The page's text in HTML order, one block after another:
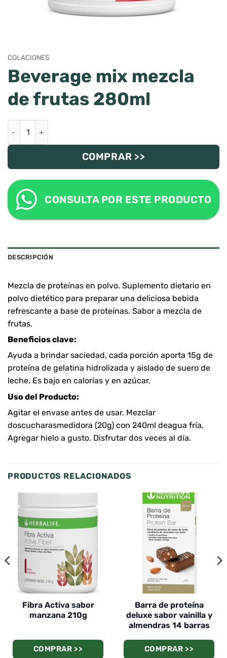
COLACIONES
Beverage mix mezcla
de frutas 280ml
COMPRAR >>
CONSULTA POR ESTE PRODUCTO
DESCRIPCIÓN
Mezcla de proteínas en polvo. Suplemento dietario en
polvo dietético para preparar una deliciosa bebida
refrescante a base de proteínas. Sabor a mezcla de
frutas.
Beneficios clave:
Ayuda a brindar saciedad, cada porción aporta 15g de
proteína de gelatina hidrolizada y aislado de suero de
leche. Es bajo en calorías y en azúcar.
Uso del Producto:
Agitar el envase antes de usar. Mezclar
doscucharasmedidora (20g) con 240ml deagua fría.
Agregar hielo a gusto. Disfrutar dos veces al día.
PRODUCTOS RELACIONADOS
Fibra Activa sabor
manzana 210g
COMPRAR >>
Barra de proteína
deluxe sabor vainilla y
almendras 14 barras
COMPRAR >>